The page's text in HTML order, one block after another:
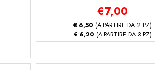
PURONERO
€7,00
€ 6,50 (A PARTIRE DA 2 PZ)
€ 6,20 (A PARTIRE DA 3 PZ)